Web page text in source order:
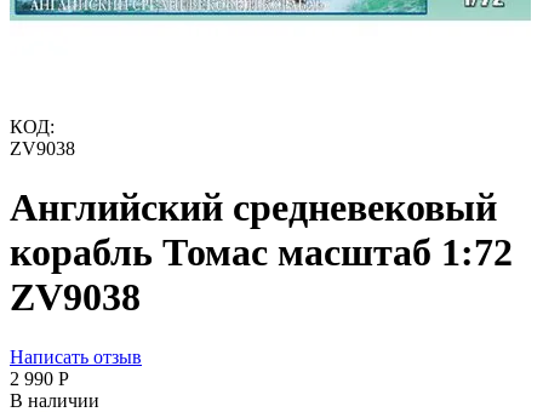
КОД:
ZV9038
Английский средневековый
корабль Томас масштаб 1:72
ZV9038
Написать отзыв
2 990 Р
В наличии